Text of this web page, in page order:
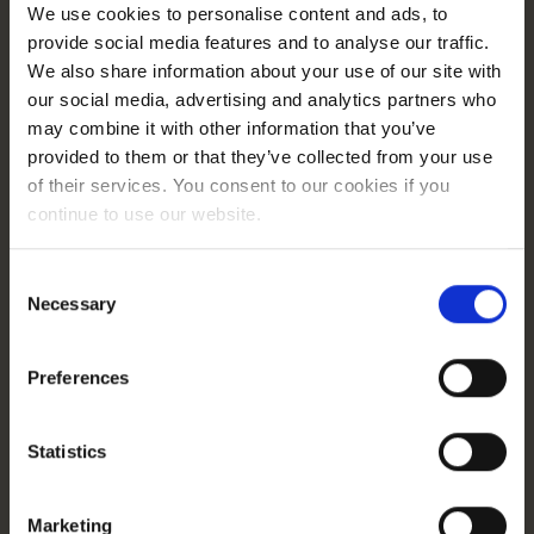
We use cookies to personalise content and ads, to
provide social media features and to analyse our traffic.
We also share information about your use of our site with
our social media, advertising and analytics partners who
may combine it with other information that you’ve
provided to them or that they’ve collected from your use
of their services. You consent to our cookies if you
continue to use our website.
Selection
Necessary
Preferences
Statistics
Marketing
według poziomu tCPA (czyli docelowego kosztu
pozyskania klienta) oraz funkcji (stanowisk użytkowników).
Po dokładnej analizie danych biznesowych klienta
zrezygnowaliśmy z wcześniejszego schematu kampanii
non-brand, który opierał się głównie na podziale
geograficznym.
Zamiast tego wszystkie kampanie prowadzone po
angielsku zostały zorganizowane w ramach 7 poziomów
(tierów), bazujących na docelowym koszcie pozyskania
podstawie średniego przychodu w danym kraju oraz
Dodatkowo w każdej kampanii uwzględniliśmy zmienną
użytkownicy poszukiwali (np. email marketing,
funkcjonalności GetResponse mogą przekładać się na